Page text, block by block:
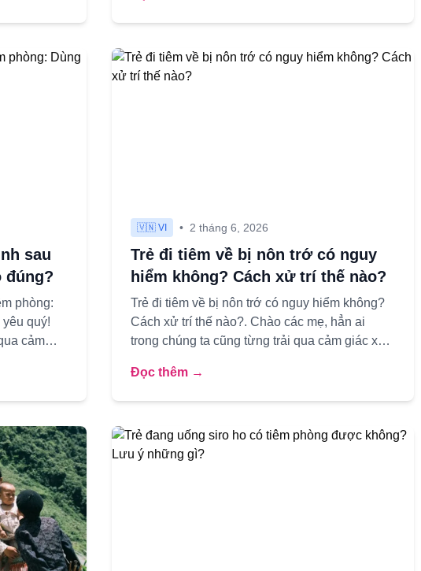
sau
đúng?
phòng:
quý!
cảm
🇻🇳 VI • 2 tháng 6, 2026
Trẻ đi tiêm về bị nôn trớ có nguy
hiểm không? Cách xử trí thế nào?
Trẻ đi tiêm về bị nôn trớ có nguy hiểm không?
Cách xử trí thế nào?. Chào các mẹ, hẳn ai
trong chúng ta cũng từng trải qua cảm giác xót
Đọc thêm →